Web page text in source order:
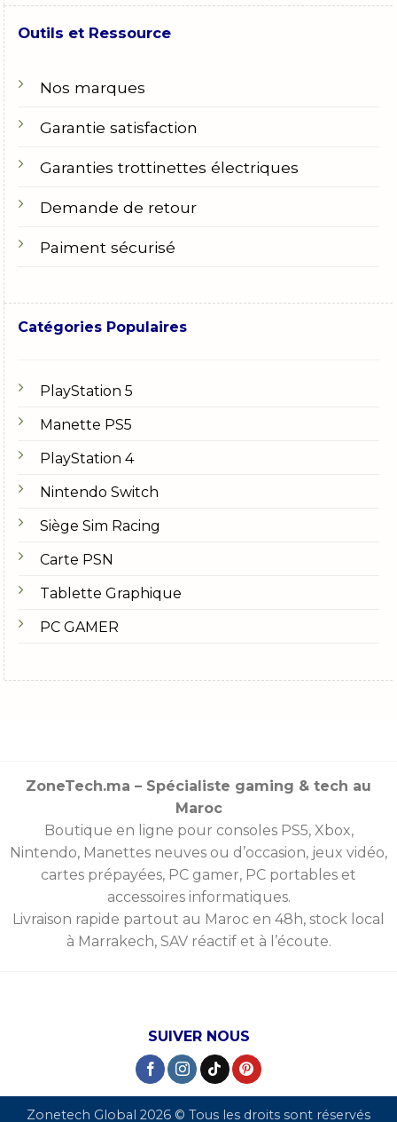
Outils et Ressource
Nos marques
Garantie satisfaction
Garanties trottinettes électriques
Demande de retour
Paiment sécurisé
Catégories Populaires
PlayStation 5
Manette PS5
PlayStation 4
Nintendo Switch
Siège Sim Racing
Carte PSN
Tablette Graphique
PC GAMER
ZoneTech.ma – Spécialiste gaming & tech au
Maroc
Boutique en ligne pour consoles PS5, Xbox,
Nintendo, Manettes neuves ou d’occasion, jeux vidéo,
cartes prépayées, PC gamer, PC portables et
accessoires informatiques.
Livraison rapide partout au Maroc en 48h, stock local
à Marrakech, SAV réactif et à l’écoute.
SUIVER NOUS
Zonetech Global 2026 © Tous les droits sont réservés